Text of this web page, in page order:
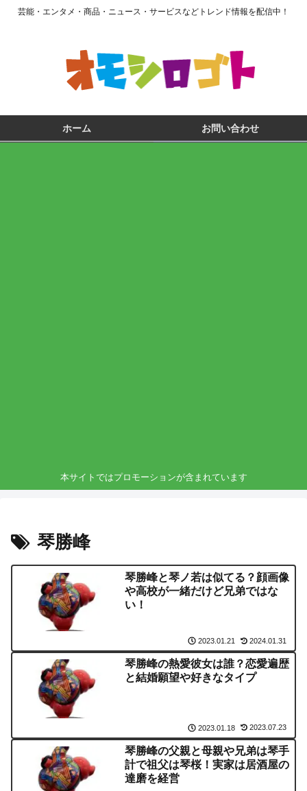
芸能・エンタメ・商品・ニュース・サービスなどトレンド情報を配信中！
ホーム お問い合わせ
本サイトではプロモーションが含まれています
琴勝峰
琴勝峰と琴ノ若は似てる？顔画像
や高校が一緒だけど兄弟ではな
い！
2023.01.21 2024.01.31
琴勝峰の熱愛彼女は誰？恋愛遍歴
と結婚願望や好きなタイプ
2023.01.18 2023.07.23
琴勝峰の父親と母親や兄弟は琴手
計で祖父は琴桜！実家は居酒屋の
達磨を経営